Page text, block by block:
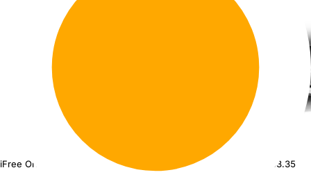
iFree Original ZV Focus KC878 16"x6.5J PCD 5x108 ЕТ 50 ЦО 63.35